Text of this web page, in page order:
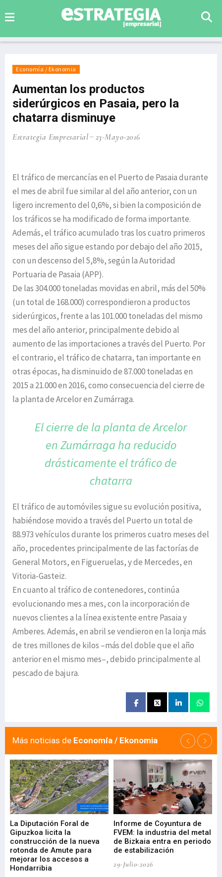
Economía / Ekonomia
Aumentan los productos
siderúrgicos en Pasaia, pero la
chatarra disminuye
Estrategia Empresarial 23-Mayo-2016
El tráfico de mercancías en el Puerto de Pasaia durante
el mes de abril fue similar al del año anterior, con un
ligero incremento del 0,6%, si bien la composición de
los tráficos se ha modificado de forma importante.
Además, el tráfico acumulado tras los cuatro primeros
meses del año sigue estando por debajo del año 2015,
con un descenso del 5,8%, según la Autoridad
Portuaria de Pasaia (APP).
De las 304.000 toneladas movidas en abril, más del 50%
(un total de 168.000) correspondieron a productos
siderúrgicos, frente a las 101.000 toneladas del mismo
mes del año anterior, principalmente debido al
aumento de las importaciones a través del Puerto. Por
el contrario, el tráfico de chatarra, tan importante en
otras épocas, ha disminuido de 87.000 toneladas en
2015 a 21.000 en 2016, como consecuencia del cierre de
la planta de Arcelor en Zumárraga.
El cierre de la planta de Arcelor
en Zumárraga ha reducido
drásticamente el tráfico de
chatarra
El tráfico de automóviles sigue su evolución positiva,
habiéndose movido a través del Puerto un total de
88.973 vehículos durante los primeros cuatro meses del
año, procedentes principalmente de las factorías de
General Motors, en Figueruelas, y de Mercedes, en
Vitoria-Gasteiz.
En cuanto al tráfico de contenedores, continúa
evolucionando mes a mes, con la incorporación de
nuevos clientes a la línea existente entre Pasaia y
Amberes. Además, en abril se vendieron en la lonja más
de tres millones de kilos –más del doble que el año
anterior en el mismo mes–, debido principalmente al
pescado de bajura.
Más noticias de Economía / Ekonomia
La Diputación Foral de
Gipuzkoa licita la
construcción de la nueva
rotonda de Amute para
mejorar los accesos a
Hondarribia
Informe de Coyuntura de
FVEM: la industria del metal
de Bizkaia entra en periodo
de estabilización
29-Julio-2026